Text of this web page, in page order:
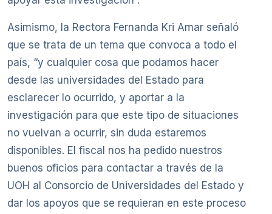
Asimismo, la Rectora Fernanda Kri Amar señaló
que se trata de un tema que convoca a todo el
país, “y cualquier cosa que podamos hacer
desde las universidades del Estado para
esclarecer lo ocurrido, y aportar a la
investigación para que este tipo de situaciones
no vuelvan a ocurrir, sin duda estaremos
disponibles. El fiscal nos ha pedido nuestros
buenos oficios para contactar a través de la
UOH al Consorcio de Universidades del Estado y
dar los apoyos que se requieran en este proceso